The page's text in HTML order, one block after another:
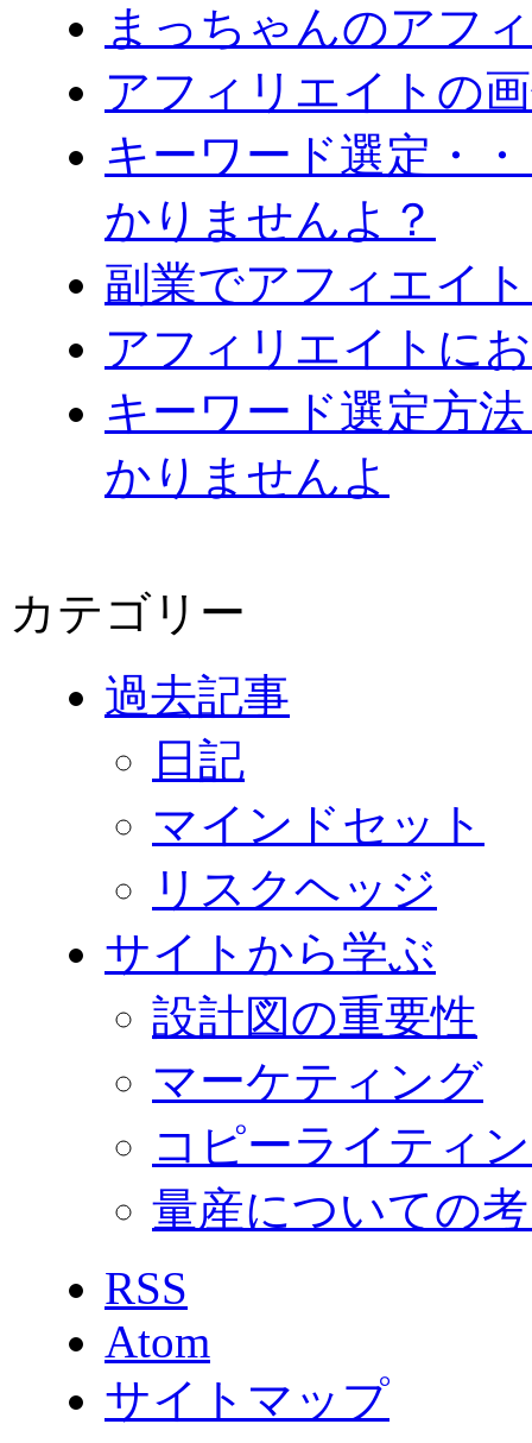
まっちゃんのアフ
アフィリエイトの
キーワード選定・
かりませんよ？
副業でアフィエイ
アフィリエイトに
キーワード選定方
かりませんよ
カテゴリー
過去記事
日記
マインドセット
リスクヘッジ
サイトから学ぶ
設計図の重要性
マーケティング
コピーライティ
量産についての
RSS
Atom
サイトマップ